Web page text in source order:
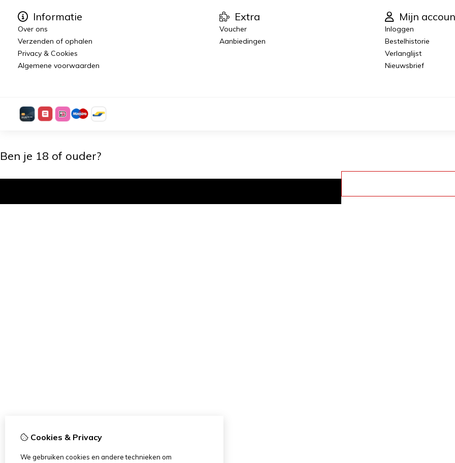
Informatie
Over ons
Verzenden of ophalen
Privacy & Cookies
Algemene voorwaarden
Extra
Voucher
Aanbiedingen
Mijn
Inloggen
Bestelhistorie
Verlanglijst
Nieuwsbrief
Cookies & Privacy
We gebruiken cookies en andere technieken om
Ben je 18 of ouder?